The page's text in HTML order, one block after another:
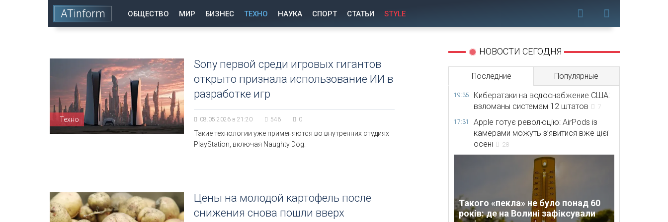
ATinform ОБЩЕСТВО МИР БИЗНЕС ТЕХНО НАУКА СПОРТ СТАТЬИ STYLE
Техно
Sony первой среди игровых гигантов
открыто признала использование ИИ в
разработке игр
08.05.2026 в 21:20 546 0
Такие технологии уже применяются во внутренних студиях
PlayStation, включая Naughty Dog.
Цены на молодой картофель после
снижения снова пошли вверх
НОВОСТИ СЕГОДНЯ
Последние Популярные
19:35
Кибератаки на водоснабжение США:
взломаны системам 12 штатов
7
17:31
Apple готує революцію: AirPods із
камерами можуть з’явитися вже цієї
осені
28
Такого «пекла» не було понад 60
років: де на Волині зафіксували